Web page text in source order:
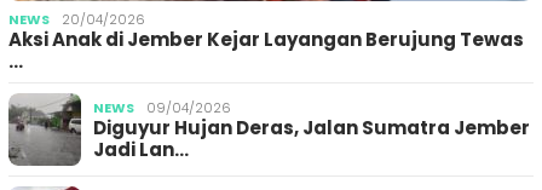
NEWS 20/04/2026
Aksi Anak di Jember Kejar Layangan Berujung Tewas
…
NEWS 09/04/2026
Diguyur Hujan Deras, Jalan Sumatra Jember
Jadi Lan…